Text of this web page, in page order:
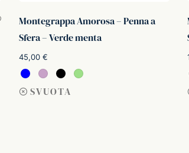
Montegrappa Amorosa – Penna a
Sfera – Verde menta
45,00 €
Leggi tutto
SVUOTA